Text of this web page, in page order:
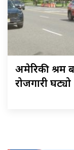
अमेरिकी श्रम
रोजगारी घट्यो